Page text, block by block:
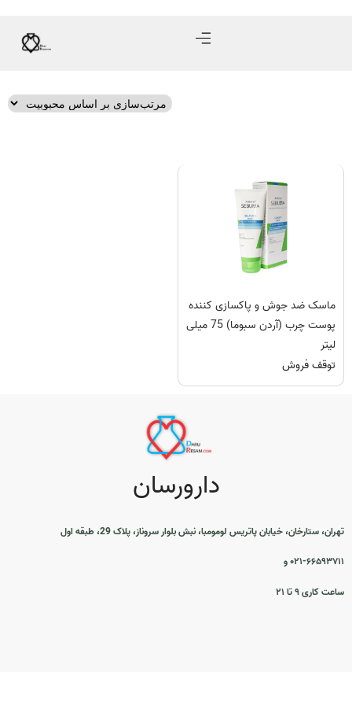
ماسک ضد جوش و پاکسازی کننده
پوست چرب (آردن سبوما) 75 میلی
لیتر
توقف فروش
دارورسان
تهران، ستارخان، خیابان پاتریس لومومبا، نبش بلوار سروناز، پلاک 29، طبقه اول
۰۲۱-۶۶۵۹۳۷۱۱ و
ساعت کاری ۹ تا ۲۱